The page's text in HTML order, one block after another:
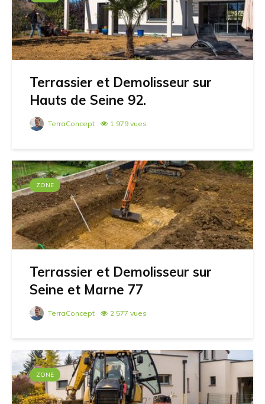
Terrassier et Demolisseur sur
Hauts de Seine 92.
TerraConcept 1 979 vues
ZONE
Terrassier et Demolisseur sur
Seine et Marne 77
TerraConcept 2 577 vues
ZONE